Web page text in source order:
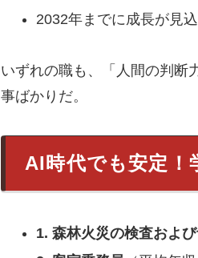
2032年までに成長が見
いずれの職も、「人間の判断
事ばかりだ。
AI時代でも安定！
1. 森林火災の検査およ